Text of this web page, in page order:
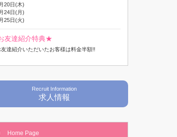
20日(木)
24日(月)
25日(火)
友達紹介特典★
友達紹介いただいたお客様は料金半額!!
Recruit Information
求人情報
Home Page